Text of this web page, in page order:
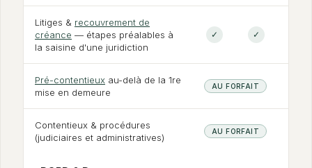
Litiges & recouvrement de
créance — étapes préalables à
la saisine d'une juridiction
✓ ✓
Pré-contentieux au-delà de la 1re
mise en demeure
AU FORFAIT
Contentieux & procédures
(judiciaires et administratives)
AU FORFAIT